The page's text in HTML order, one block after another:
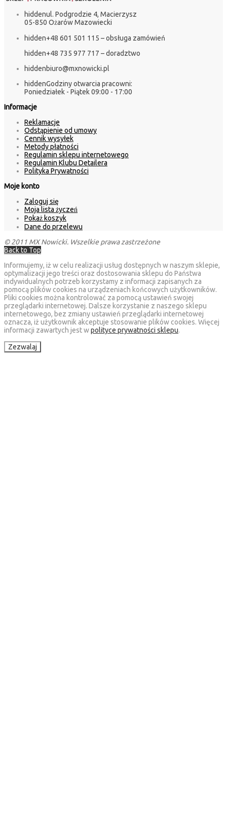
hiddenul. Podgrodzie 4, Macierzysz
05-850 Ożarów Mazowiecki
hidden+48 601 501 115 – obsługa zamówień
hidden+48 735 977 717 – doradztwo
hiddenbiuro@mxnowicki.pl
hiddenGodziny otwarcia pracowni:
Poniedziałek - Piątek 09:00 - 17:00
Informacje
Reklamacje
Odstąpienie od umowy
Cennik wysyłek
Metody płatności
Regulamin sklepu internetowego
Regulamin Klubu Detailera
Polityka Prywatności
Moje konto
Zaloguj się
Moja lista życzeń
Pokaż koszyk
Dane do przelewu
© 2011 MX Nowicki. Wszelkie prawa zastrzeżone
Back to Top
Informujemy, iż w celu realizacji usług dostępnych w naszym sklepie,
optymalizacji jego treści oraz dostosowania sklepu do Państwa
indywidualnych potrzeb korzystamy z informacji zapisanych za
pomocą plików cookies na urządzeniach końcowych użytkowników.
Pliki cookies można kontrolować za pomocą ustawień swojej
przeglądarki internetowej. Dalsze korzystanie z naszego sklepu
internetowego, bez zmiany ustawień przeglądarki internetowej
oznacza, iż użytkownik akceptuje stosowanie plików cookies. Więcej
informacji zawartych jest wpolityce prywatności sklepu.
Zezwalaj